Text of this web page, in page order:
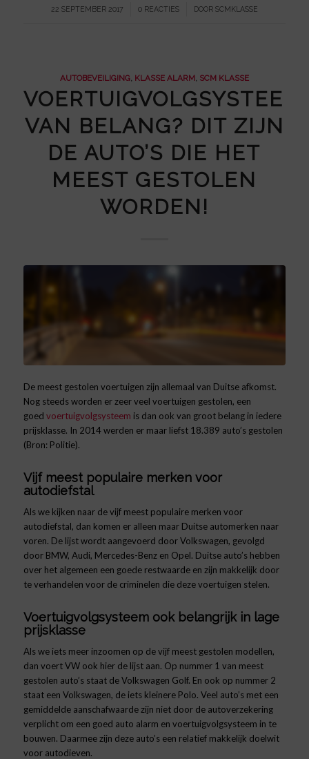
22 SEPTEMBER 2017
/ 0 REACTIES
/ DOOR SCMKLASSE
AUTOBEVEILIGING, KLASSE ALARM, SCM KLASSE
VOERTUIGVOLGSYSTEEM
VAN BELANG? DIT ZIJN
DE AUTO’S DIE HET
MEEST GESTOLEN
WORDEN!
De meest gestolen voertuigen zijn allemaal van Duitse afkomst.
Nog steeds worden er zeer veel voertuigen gestolen, een
goed voertuigvolgsysteem is dan ook van groot belang in iedere
prijsklasse. In 2014 werden er maar liefst 18.389 auto’s gestolen
(Bron: Politie).
Vijf meest populaire merken voor
autodiefstal
Als we kijken naar de vijf meest populaire merken voor
autodiefstal, dan komen er alleen maar Duitse automerken naar
voren. De lijst wordt aangevoerd door Volkswagen, gevolgd
door BMW, Audi, Mercedes-Benz en Opel. Duitse auto’s hebben
over het algemeen een goede restwaarde en zijn makkelijk door
te verhandelen voor de criminelen die deze voertuigen stelen.
Voertuigvolgsysteem ook belangrijk in lage
prijsklasse
Als we iets meer inzoomen op de vijf meest gestolen modellen,
dan voert VW ook hier de lijst aan. Op nummer 1 van meest
gestolen auto’s staat de Volkswagen Golf. En ook op nummer 2
staat een Volkswagen, de iets kleinere Polo. Veel auto’s met een
gemiddelde aanschafwaarde zijn niet door de autoverzekering
verplicht om een goed auto alarm en voertuigvolgsysteem in te
bouwen. Daarmee zijn deze auto’s een relatief makkelijk doelwit
voor autodieven.